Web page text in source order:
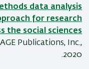
data analysis
for research
the social sciences
Publications, Inc.,
2020.